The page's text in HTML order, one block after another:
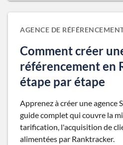
AGENCE DE
Comment créer
référencement en
étape par étape
Apprenez à créer une agence
guide complet qui couvre la
tarification, l'acquisition de
alimentées par Ranktracker.